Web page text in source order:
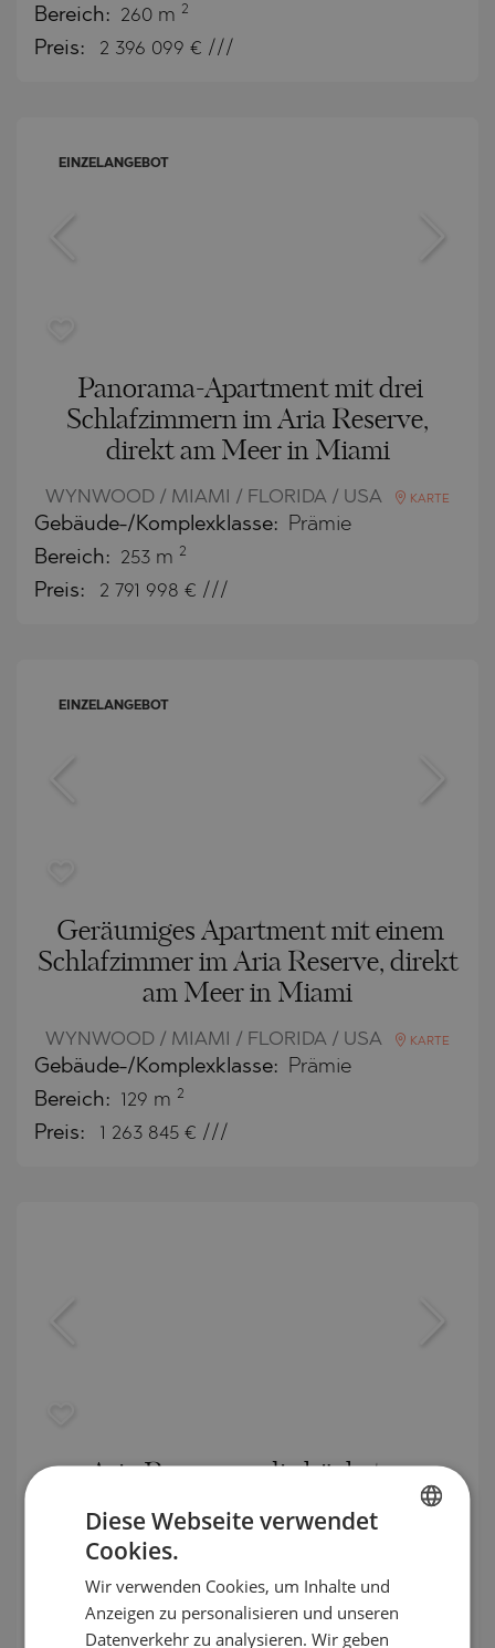
Bereich: 260 m 2
Preis: 2 396 099 € ///
EINZELANGEBOT
Panorama-Apartment mit drei
Schlafzimmern im Aria Reserve,
direkt am Meer in Miami
WYNWOOD / MIAMI / FLORIDA / USA KARTE
Gebäude-/Komplexklasse: Prämie
Bereich: 253 m 2
Preis: 2 791 998 € ///
EINZELANGEBOT
Geräumiges Apartment mit einem
Schlafzimmer im Aria Reserve, direkt
am Meer in Miami
WYNWOOD / MIAMI / FLORIDA / USA KARTE
Gebäude-/Komplexklasse: Prämie
Bereich: 129 m 2
Preis: 1 263 845 € ///
Aria Reserve – die höchsten
Zwillingstürme am Meer in Miami,
USA
WYNWOOD / MIAMI / FLORIDA / USA
Gebäudeklasse: Prämie
1 126 190-4 418 130€
ENGLISH
Diese Webseite verwendet
Cookies.
Wir verwenden Cookies, um Inhalte und
Anzeigen zu personalisieren und unseren
Datenverkehr zu analysieren. Wir geben